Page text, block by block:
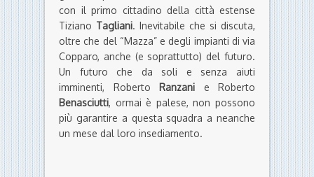
con il primo cittadino della città estense
Tiziano Tagliani. Inevitabile che si discuta,
oltre che del “Mazza” e degli impianti di via
Copparo, anche (e soprattutto) del futuro.
Un futuro che da soli e senza aiuti
imminenti, Roberto Ranzani e Roberto
Benasciutti, ormai è palese, non possono
più garantire a questa squadra a neanche
un mese dal loro insediamento.